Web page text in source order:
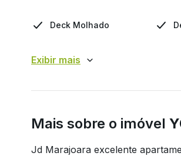
Deck Molhado
Exibir mais
Mais sobre o imóvel
Jd Marajoara excelente